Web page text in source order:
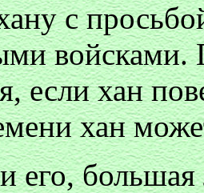
с
войсками.
если хан
хан
его, большая